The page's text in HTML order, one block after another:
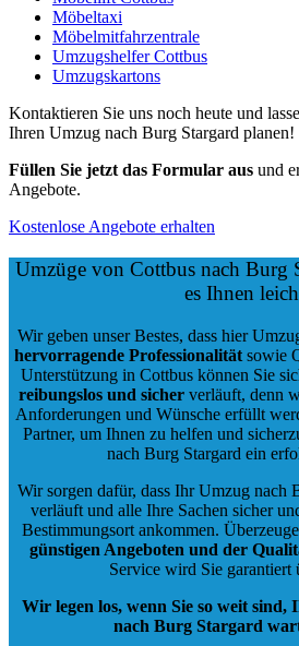
Möbeltaxi
Möbelmitfahrzentrale
Umzugshelfer Cottbus
Umzugskartons
Kontaktieren Sie uns noch heute und
Ihren Umzug nach Burg Stargard planen!
Füllen Sie jetzt das Formular aus und
Angebote.
Kostenlose Angebote erhalten
Umzüge von Cottbus nach Burg
es Ihnen
Wir geben unser Bestes, dass hier
hervorragende Professionalität sowie
Unterstützung in Cottbus können Sie
reibungslos und sicher verläuft, denn
Anforderungen und Wünsche erfüllt
Partner, um Ihnen zu helfen und
nach Burg Stargard ein
Wir sorgen dafür, dass Ihr Umzug nach
verläuft und alle Ihre Sachen sicher
Bestimmungsort ankommen.
günstigen Angeboten und der
Service wird Sie garantiert
Wir legen los, wenn Sie so weit
nach Burg Stargard